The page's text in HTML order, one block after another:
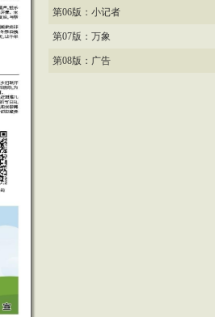
第06版：小记者
第07版：万象
第08版：广告